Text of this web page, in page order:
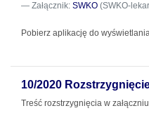
Załącznik: SWKO (SWKO-
Pobierz aplikację do
10/2020
Treść rozstrzygnięcia w